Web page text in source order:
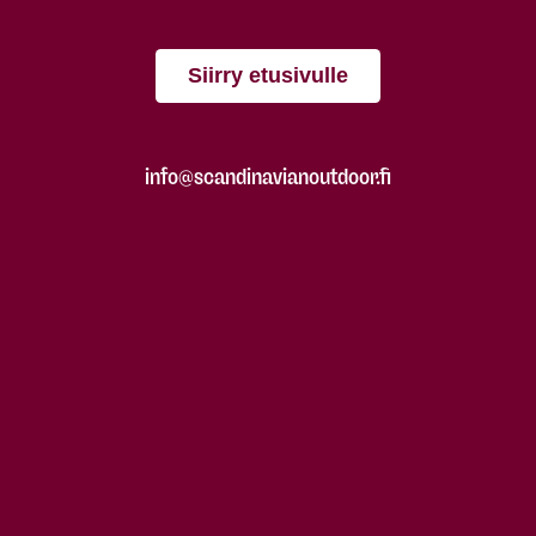
Siirry etusivulle
info@scandinavianoutdoor.fi